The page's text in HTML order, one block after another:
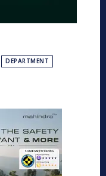
DEPARTMENT